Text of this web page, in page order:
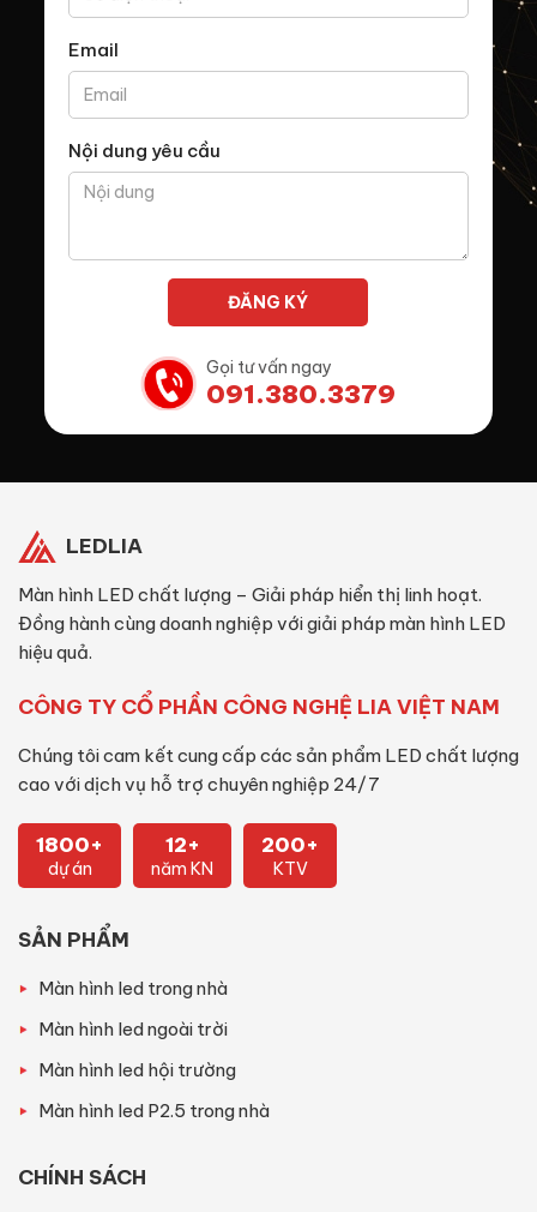
Email
Nội dung yêu cầu
Gọi tư vấn ngay
091.380.3379
LEDLIA
Màn hình LED chất lượng – Giải pháp hiển thị linh hoạt.
Đồng hành cùng doanh nghiệp với giải pháp màn hình LED
hiệu quả.
CÔNG TY CỔ PHẦN CÔNG NGHỆ LIA VIỆT NAM
Chúng tôi cam kết cung cấp các sản phẩm LED chất lượng
cao với dịch vụ hỗ trợ chuyên nghiệp 24/7
1800+
dự án
12+
năm KN
200+
KTV
SẢN PHẨM
Màn hình led trong nhà
Màn hình led ngoài trời
Màn hình led hội trường
Màn hình led P2.5 trong nhà
CHÍNH SÁCH